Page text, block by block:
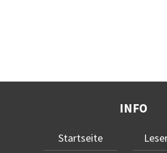
INFO
Startseite